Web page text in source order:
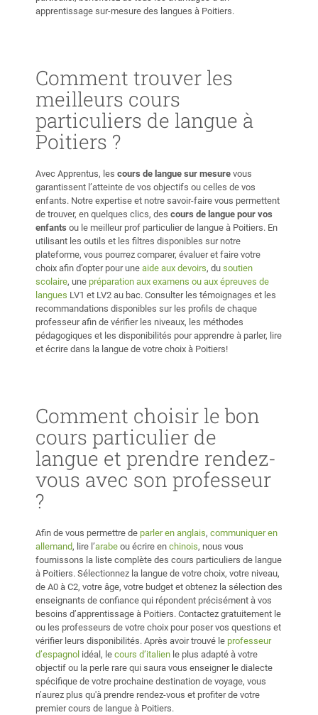
apprentissage sur-mesure des langues à Poitiers.
Comment trouver les
meilleurs cours
particuliers de langue à
Poitiers ?
Avec Apprentus, les cours de langue sur mesure vous
garantissent l’atteinte de vos objectifs ou celles de vos
enfants. Notre expertise et notre savoir-faire vous permettent
de trouver, en quelques clics, des cours de langue pour vos
enfants ou le meilleur prof particulier de langue à Poitiers. En
utilisant les outils et les filtres disponibles sur notre
plateforme, vous pourrez comparer, évaluer et faire votre
choix afin d’opter pour une aide aux devoirs, du soutien
scolaire, une préparation aux examens ou aux épreuves de
langues LV1 et LV2 au bac. Consulter les témoignages et les
recommandations disponibles sur les profils de chaque
professeur afin de vérifier les niveaux, les méthodes
pédagogiques et les disponibilités pour apprendre à parler, lire
et écrire dans la langue de votre choix à Poitiers!
Comment choisir le bon
cours particulier de
langue et prendre rendez-
vous avec son professeur
?
Afin de vous permettre de parler en anglais, communiquer en
allemand, lire l’arabe ou écrire en chinois, nous vous
fournissons la liste complète des cours particuliers de langue
à Poitiers. Sélectionnez la langue de votre choix, votre niveau,
de A0 à C2, votre âge, votre budget et obtenez la sélection des
enseignants de confiance qui répondent précisément à vos
besoins d’apprentissage à Poitiers. Contactez gratuitement le
ou les professeurs de votre choix pour poser vos questions et
vérifier leurs disponibilités. Après avoir trouvé le professeur
d’espagnol idéal, le cours d’italien le plus adapté à votre
objectif ou la perle rare qui saura vous enseigner le dialecte
spécifique de votre prochaine destination de voyage, vous
n’aurez plus qu'à prendre rendez-vous et profiter de votre
premier cours de langue à Poitiers.